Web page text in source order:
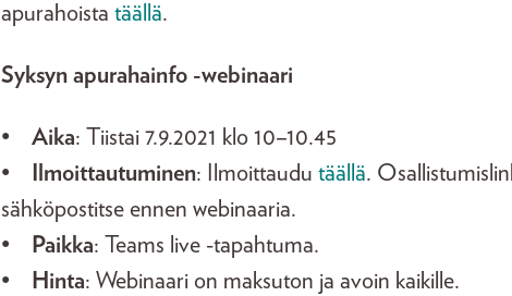
apurahoista täällä.
Syksyn apurahainfo -webinaari
• Aika: Tiistai 7.9.2021 klo 10–10.45
•
Ilmoittautuminen: Ilmoittaudu täällä.
sähköpostitse ennen webinaaria.
•
Paikka: Teams live -tapahtuma.
•
Hinta: Webinaari on maksuton ja avoin kaikille.